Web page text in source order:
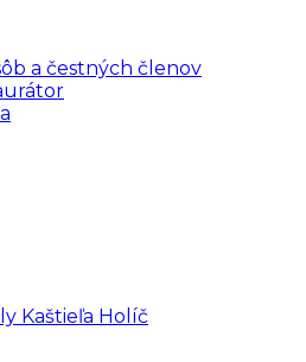
a čestných členov
Kaštieľa Holíč